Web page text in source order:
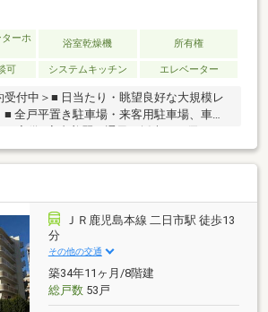
ーホ
浴室乾燥機 所有権
可 システムキッチン エレベーター
受付中＞■ 日当たり・眺望良好な大規模レ
■ 全戸平置き駐車場・来客用駐車場、車寄
も完備■室内美麗！通風・採光にも優れた
が自然と集う約19.2帖の開放感あるLDK■
可（規約あり／1住戸2匹まで）■ライブラ
ジ・キッズルーム・スタディルームなど共
■ 小・中学校まで徒歩10分圏内で子育て世
い住環境～ご来店について～ハウスマーケ
店はJR二日市駅の目の前！駐車場はJR二日
パーキングをご利用ください！駐車料金
算いたします(^^)/
ＪＲ鹿児島本線 二日市駅 徒歩13
分
その他の交通
築34年11ヶ月/8階建
総戸数53戸